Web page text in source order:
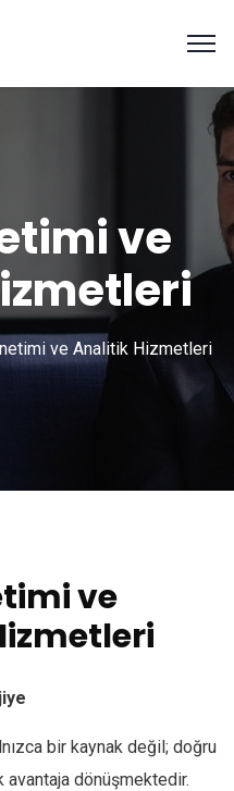
ve
ve Analitik Hizmetleri
ve
bir kaynak değil; doğru
avantaja dönüşmektedir.